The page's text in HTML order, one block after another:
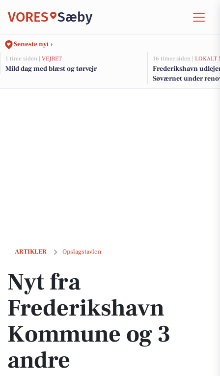
VORES Sæby
Seneste nyt ›
1 time siden | VEJRET
Mild dag med blæst og tørvejr
16 timer siden | LOKALT
Frederikshavn
Søværnet under
ARTIKLER Opslagstavlen
Nyt fra Frederikshavn Kommune og 3 andre
Nyt fra
Frederikshavn
Kommune og 3
andre